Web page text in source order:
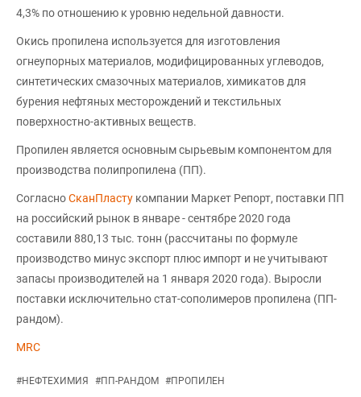
4,3% по отношению к уровню недельной давности.
Окись пропилена используется для изготовления
огнеупорных материалов, модифицированных углеводов,
синтетических смазочных материалов, химикатов для
бурения нефтяных месторождений и текстильных
поверхностно-активных веществ.
Пропилен является основным сырьевым компонентом для
производства полипропилена (ПП).
СогласноСканПласту компании Маркет Репорт, поставки ПП
на российский рынок в январе - сентябре 2020 года
составили 880,13 тыс. тонн (рассчитаны по формуле
производство минус экспорт плюс импорт и не учитывают
запасы производителей на 1 января 2020 года). Выросли
поставки исключительно стат-сополимеров пропилена (ПП-
рандом).
MRC
#НЕФТЕХИМИЯ #ПП-РАНДОМ #ПРОПИЛЕН